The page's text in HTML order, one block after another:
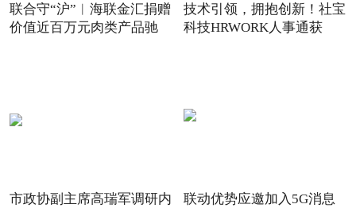
联合守“沪”︱海联金汇捐赠
价值近百万元肉类产品驰
技术引领，拥抱创新！社宝
科技HRWORK人事通获
市政协副主席高瑞军调研内
联动优势应邀加入5G消息